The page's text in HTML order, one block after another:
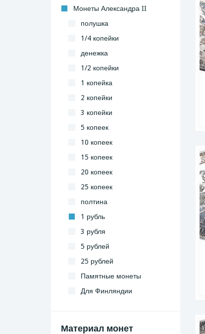
Монеты Александра II
полушка
1/4 копейки
денежка
1/2 копейки
1 копейка
2 копейки
3 копейки
5 копеек
10 копеек
15 копеек
20 копеек
25 копеек
полтина
1 рубль
3 рубля
5 рублей
25 рублей
Памятные монеты
Для Финляндии
Материал монет